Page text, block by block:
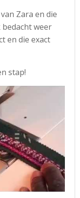
Zara en die
weer
en die exact
stap!